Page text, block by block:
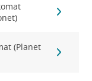
(Planet